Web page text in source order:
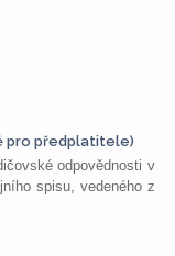
pro předplatitele)
odpovědnosti v
spisu, vedeného z